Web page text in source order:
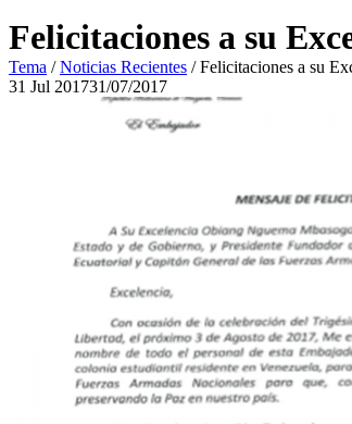
Felicitaciones a su
Tema /Noticias Recientes /Felicitaciones a su
31 Jul 201731/07/2017